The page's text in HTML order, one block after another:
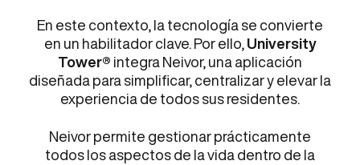
En este contexto, la tecnología se convierte
en un habilitador clave. Por ello, University
Tower® integra Neivor, una aplicación
diseñada para simplificar, centralizar y elevar la
experiencia de todos sus residentes.
Neivor permite gestionar prácticamente
todos los aspectos de la vida dentro de la